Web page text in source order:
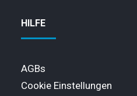
HILFE
AGBs
Cookie Einstellungen